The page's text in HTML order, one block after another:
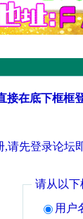
接在底下框框
,请先登录论坛
请从以
用户